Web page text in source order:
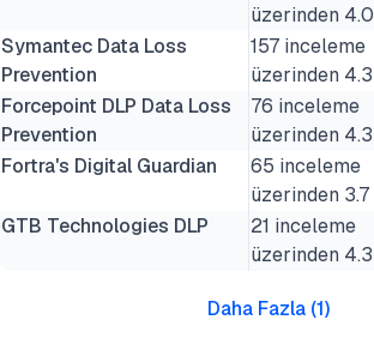
üzerinden 4.0
Symantec Data Loss
Prevention
157 inceleme
üzerinden 4.3
Forcepoint DLP Data Loss
Prevention
76 inceleme
üzerinden 4.3
Fortra's Digital Guardian
65 inceleme
üzerinden 3.7
GTB Technologies DLP
21 inceleme
üzerinden 4.3
Daha Fazla (1)